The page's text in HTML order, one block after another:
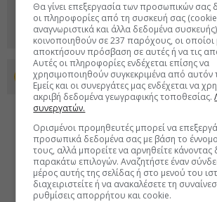
Προσθέστε το euro2day.gr στο
Θα γίνει επεξεργασία των προσωπικών σας
οι πληροφορίες από τη συσκευή σας
αναγνωριστικά και άλλα δεδομένα
κοινοποιηθούν σε 237 παρόχους, οι
αποκτήσουν πρόσβαση σε αυτές ή να τις
Αυτές οι πληροφορίες ενδέχεται επίσης να
χρησιμοποιηθούν συγκεκριμένα από αυτόν
Εμείς και οι συνεργάτες μας ενδέχεται να
ακριβή δεδομένα γεωγραφικής τοποθεσίας.
συνεργατών.
Ορισμένοι προμηθευτές μπορεί να
προσωπικά δεδομένα σας με βάση το
τους, αλλά μπορείτε να αρνηθείτε κάνοντας
παρακάτω επιλογών. Αναζητήστε έναν
μέρος αυτής της σελίδας ή στο μενού του
διαχειριστείτε ή να ανακαλέσετε τη
ρυθμίσεις απορρήτου και cookie.